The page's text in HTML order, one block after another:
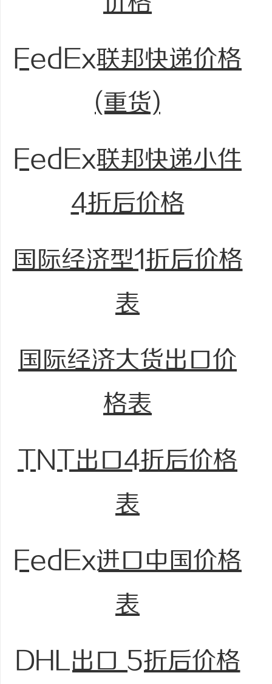
FedEx联邦快递价格
(重货)
FedEx联邦快递小件
4折后价格
国际经济型1折后价格
表
国际经济大货出口价
格表
TNT出口4折后价格
表
FedEx进口中国价格
表
DHL出口 5折后价格